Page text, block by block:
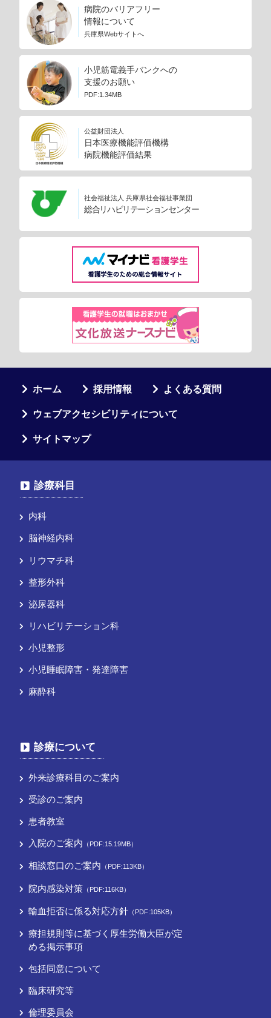
病院のバリアフリー
情報について
兵庫県Webサイトへ
小児筋電義手バンクへの
支援のお願い
PDF:1.34MB
公益財団法人
日本医療機能評価機構
病院機能評価結果
社会福祉法人 兵庫県社会福祉事業団
総合リハビリテーションセンター
ホーム 採用情報 よくある質問
ウェブアクセシビリティについて
サイトマップ
診療科目
内科
脳神経内科
リウマチ科
整形外科
泌尿器科
リハビリテーション科
小児整形
小児睡眠障害・発達障害
麻酔科
診療について
外来診療科目のご案内
受診のご案内
患者教室
入院のご案内 （PDF:15.19MB）
相談窓口のご案内 （PDF:113KB）
院内感染対策 （PDF:116KB）
輸血拒否に係る対応方針 （PDF:105KB）
療担規則等に基づく厚⽣労働⼤⾂が定
める掲⽰事項
包括同意について
臨床研究等
倫理委員会